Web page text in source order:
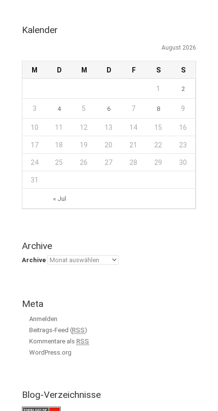
Kalender
August 2026
M D M D F S S
« Jul
1 2
3 4 5 6 7 8 9
10 11 12 13 14 15 16
17 18 19 20 21 22 23
24 25 26 27 28 29 30
31
Archive
Archive
Meta
Anmelden
Beitrags-Feed (RSS)
Kommentare als RSS
WordPress.org
Blog-Verzeichnisse